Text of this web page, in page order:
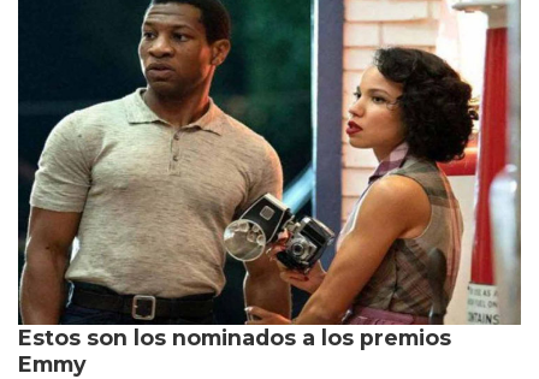
Estos son los nominados a los premios
Emmy